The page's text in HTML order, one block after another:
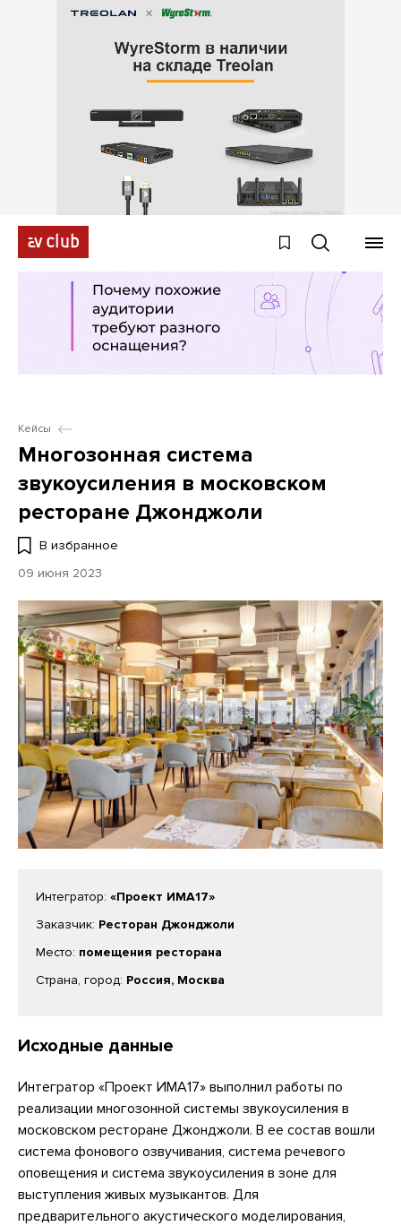
Кейсы
Многозонная система
звукоусиления в московском
ресторане Джонджоли
В избранное
09 июня 2023
Интегратор: «Проект ИМА17»
Заказчик: Ресторан Джонджоли
Место: помещения ресторана
Страна, город: Россия, Москва
Исходные данные
Интегратор «Проект ИМА17» выполнил работы по
реализации многозонной системы звукоусиления в
московском ресторане Джонджоли. В ее состав вошли
система фонового озвучивания, система речевого
оповещения и система звукоусиления в зоне для
выступления живых музыкантов. Для
предварительного акустического моделирования,